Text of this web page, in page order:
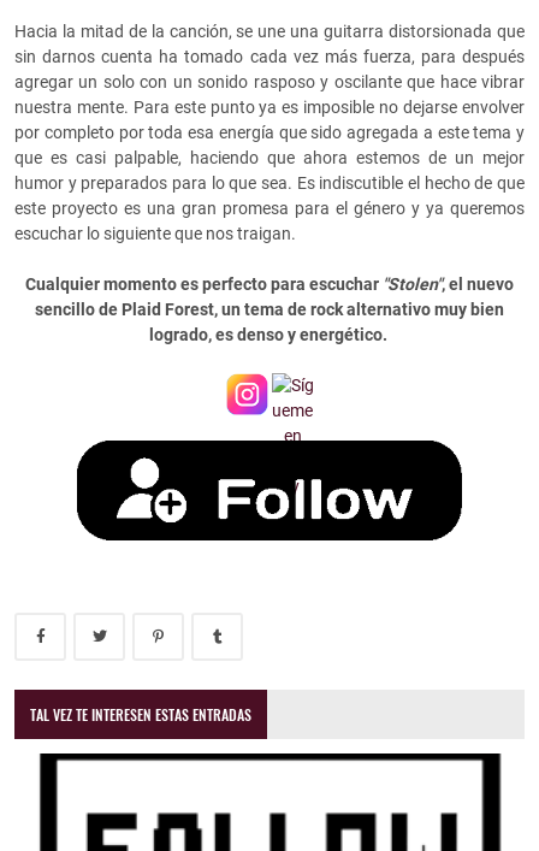
Hacia la mitad de la canción, se une una guitarra distorsionada que
sin darnos cuenta ha tomado cada vez más fuerza, para después
agregar un solo con un sonido rasposo y oscilante que hace vibrar
nuestra mente. Para este punto ya es imposible no dejarse envolver
por completo por toda esa energía que sido agregada a este tema y
que es casi palpable, haciendo que ahora estemos de un mejor
humor y preparados para lo que sea. Es indiscutible el hecho de que
este proyecto es una gran promesa para el género y ya queremos
escuchar lo siguiente que nos traigan.
Cualquier momento es perfecto para escuchar "Stolen", el nuevo
sencillo de Plaid Forest, un tema de rock alternativo muy bien
logrado, es denso y energético.
TAL VEZ TE INTERESEN ESTAS ENTRADAS